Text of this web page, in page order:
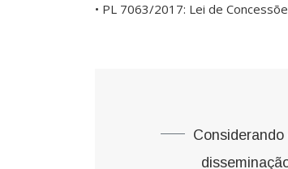
• PL 7063/2017: Lei de